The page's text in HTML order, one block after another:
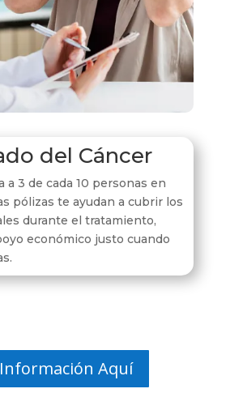
del Cáncer
a 3 de cada 10 personas en
pólizas te ayudan a cubrir los
durante el tratamiento,
económico justo cuando
Aquí